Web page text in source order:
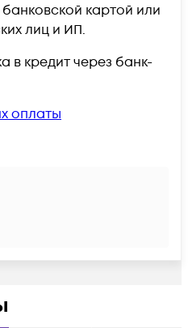
картой или
лиц и ИП.
в кредит через банк-
оплаты